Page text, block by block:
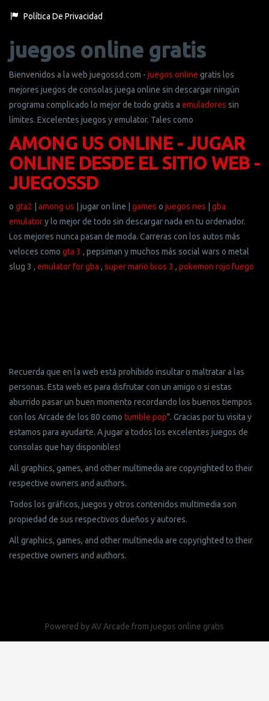
Política De Privacidad
juegos online gratis
Bienvenidos a la web juegossd.com - juegos online gratis los
mejores juegos de consolas juega online sin descargar ningún
programa complicado lo mejor de todo gratis a emuladores sin
límites. Excelentes juegos y emulator. Tales como
AMONG US ONLINE - JUGAR
ONLINE DESDE EL SITIO WEB -
JUEGOSSD
o gta2 among us | jugar on line | games o juegos nes
gba
emulatory lo mejor de todo sin descargar nada en tu ordenador.
Los mejores nunca pasan de moda. Carreras con los autos más
veloces como gta 3 , pepsiman y muchos más social wars o metal
slug 3 , emulator for gba , super mario bros 3 , pokemon rojo fuego
Recuerda que en la web está prohibido insultar o maltratar a las
personas. Esta web es para disfrutar con un amigo o si estas
aburrido pasar un buen momento recordando los buenos tiempos
con los Arcade de los 80 como tumble pop". Gracias por tu visita y
estamos para ayudarte. A jugar a todos los excelentes juegos de
consolas que hay disponibles!
All graphics, games, and other multimedia are copyrighted to their
respective owners and authors.
Todos los gráficos, juegos y otros contenidos multimedia son
propiedad de sus respectivos dueños y autores.
All graphics, games, and other multimedia are copyrighted to their
respective owners and authors.
Powered byAV Arcade from juegos online gratis